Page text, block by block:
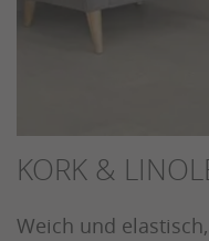
KORK &
Weich und